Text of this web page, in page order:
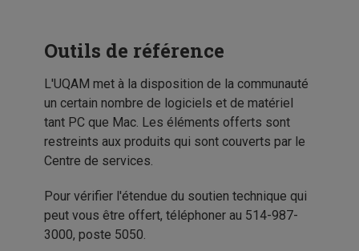
Outils de référence
L'UQAM met à la disposition de la communauté
un certain nombre de logiciels et de matériel
tant PC que Mac. Les éléments offerts sont
restreints aux produits qui sont couverts par le
Centre de services.
Pour vérifier l'étendue du soutien technique qui
peut vous être offert, téléphoner au 514-987-
3000, poste 5050.